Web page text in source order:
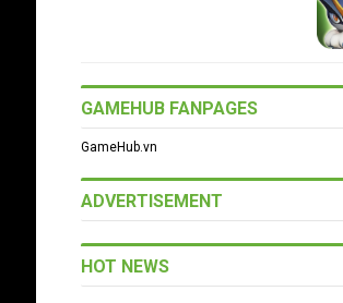
GAMEHUB FANPAGES
GameHub.vn
ADVERTISEMENT
HOT NEWS